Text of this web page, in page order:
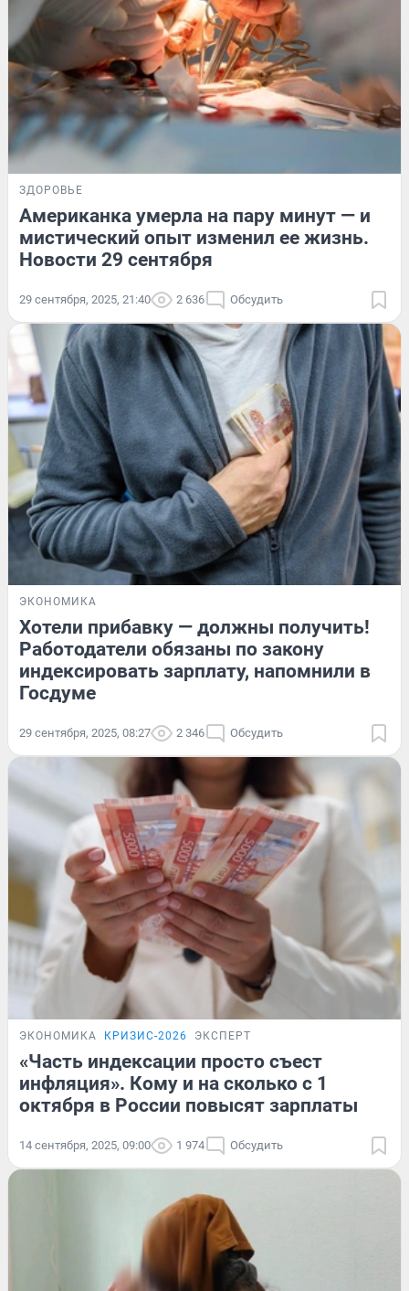
ЗДОРОВЬЕ
Американка умерла на пару минут — и
мистический опыт изменил ее жизнь.
Новости 29 сентября
29 сентября, 2025, 21:40 2 636 Обсудить
ЭКОНОМИКА
Хотели прибавку — должны получить!
Работодатели обязаны по закону
индексировать зарплату, напомнили в
Госдуме
29 сентября, 2025, 08:27 2 346 Обсудить
ЭКОНОМИКА КРИЗИС-2026 ЭКСПЕРТ
«Часть индексации просто съест
инфляция». Кому и на сколько с 1
октября в России повысят зарплаты
14 сентября, 2025, 09:00 1 974 Обсудить